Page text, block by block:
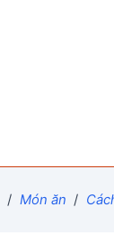
/ Món ăn /